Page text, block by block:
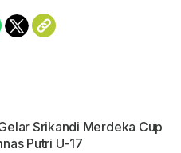
Srikandi Merdeka Cup
Putri U-17